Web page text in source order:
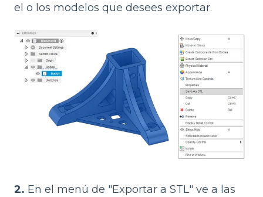
el o los modelos que desees exportar.
2. En el menú de "Exportar a STL" ve a las